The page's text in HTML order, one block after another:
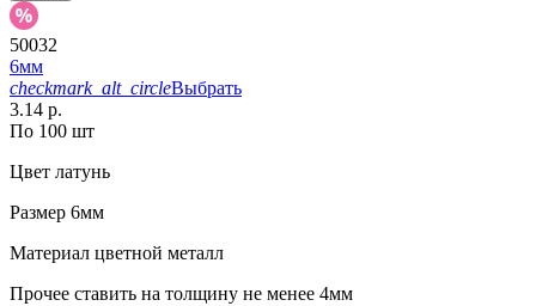
50032
6мм
checkmark_alt_circleВыбрать
3.14 р.
По 100 шт
Цвет латунь
Размер 6мм
Материал цветной металл
Прочее ставить на толщину не менее 4мм